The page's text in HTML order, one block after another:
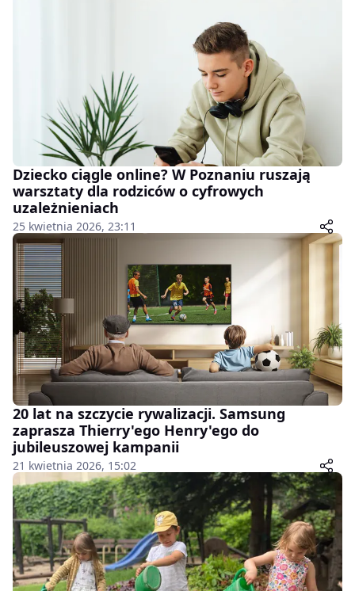
Dziecko ciągle online? W Poznaniu ruszają
warsztaty dla rodziców o cyfrowych
uzależnieniach
25 kwietnia 2026, 23:11
20 lat na szczycie rywalizacji. Samsung
zaprasza Thierry'ego Henry'ego do
jubileuszowej kampanii
21 kwietnia 2026, 15:02